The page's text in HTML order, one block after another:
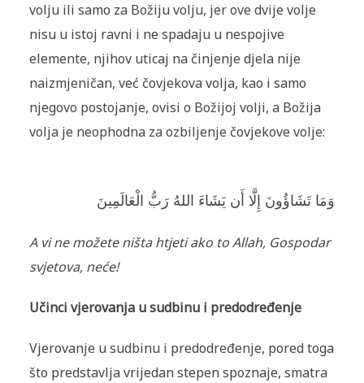
volju ili samo za Božiju volju, jer ove dvije volje
nisu u istoj ravni i ne spadaju u nespojive
elemente, njihov uticaj na činjenje djela nije
naizmjeničan, već čovjekova volja, kao i samo
njegovo postojanje, ovisi o Božijoj volji, a Božija
volja je neophodna za ozbiljenje čovjekove volje:
وَمَا تَشَاؤُونَ إِلَّا أَن يَشَاءَ اللهُ رَبُّ الْعَالَمِينَ
A vi ne možete ništa htjeti ako to Allah, Gospodar
svjetova, neće!
Učinci vjerovanja u sudbinu i predodređenje
Vjerovanje u sudbinu i predodređenje, pored toga
što predstavlja vrijedan stepen spoznaje, smatra